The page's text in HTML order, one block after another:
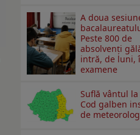
A doua
Peste 800 de
absolvenţi
intră, de luni,
examene
Suflă vântul
Cod galben
de